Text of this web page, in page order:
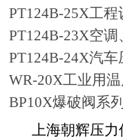
PT124B-25X工
PT124B-23X空
PT124B-24X汽
WR-20X工业用
BP10X爆破阀系
上海朝辉压